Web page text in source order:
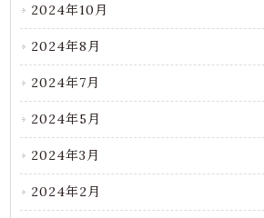
2024年10月
2024年8月
2024年7月
2024年5月
2024年3月
2024年2月